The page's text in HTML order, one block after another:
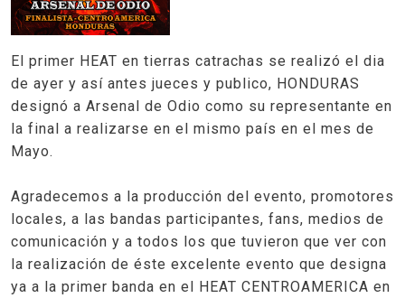
El primer HEAT en tierras catrachas se realizó el dia
de ayer y así antes jueces y publico, HONDURAS
designó a Arsenal de Odio como su representante en
la final a realizarse en el mismo país en el mes de
Mayo.
Agradecemos a la producción del evento, promotores
locales, a las bandas participantes, fans, medios de
comunicación y a todos los que tuvieron que ver con
la realización de éste excelente evento que designa
ya a la primer banda en el HEAT CENTROAMERICA en